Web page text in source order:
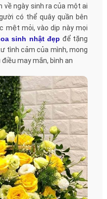
về ngày sinh ra của một ai
có thể quây quần bên
mệt mỏi, vào dịp này mọi
sinh nhật đẹp để tặng
tình cảm của mình, mong
may mắn, bình an